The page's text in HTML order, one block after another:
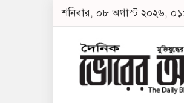
শনিবার, ০৮ অগাস্ট ২০২৬,